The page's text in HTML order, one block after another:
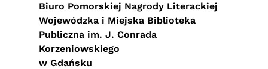
Biuro Pomorskiej Nagrody Literackiej
Wojewódzka i Miejska Biblioteka
Publiczna im. J. Conrada
Korzeniowskiego
w Gdańsku